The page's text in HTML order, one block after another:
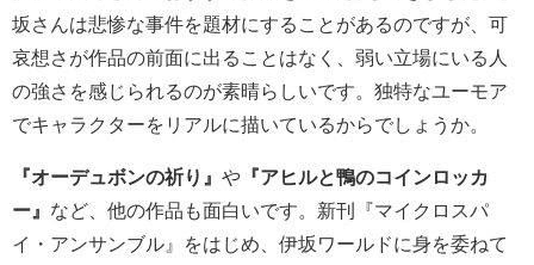
坂さんは悲惨な事件を題材にすることがあるのですが、可
哀想さが作品の前面に出ることはなく、弱い立場にいる人
の強さを感じられるのが素晴らしいです。独特なユーモア
でキャラクターをリアルに描いているからでしょうか。
『オーデュボンの祈り』 や 『アヒルと鴨のコインロッカ
ー』 など、他の作品も面白いです。新刊『マイクロスパ
イ・アンサンブル』をはじめ、伊坂ワールドに身を委ねて